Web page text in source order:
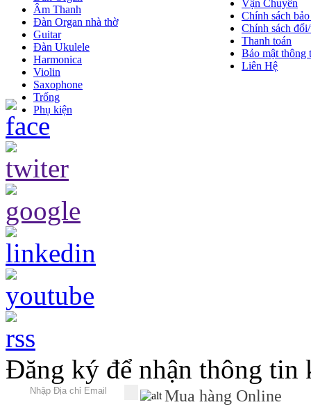
Âm Thanh
Đàn Organ nhà thờ
Guitar
Đàn Ukulele
Harmonica
Violin
Saxophone
Trống
Phụ kiện
Vận Chuyển
Chính sách
Chính sách
Thanh toán
Bảo mật thông
Liên Hệ
Đăng ký để nhận thông tin
Mua hàng Online